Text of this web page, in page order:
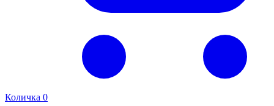
Количка 0